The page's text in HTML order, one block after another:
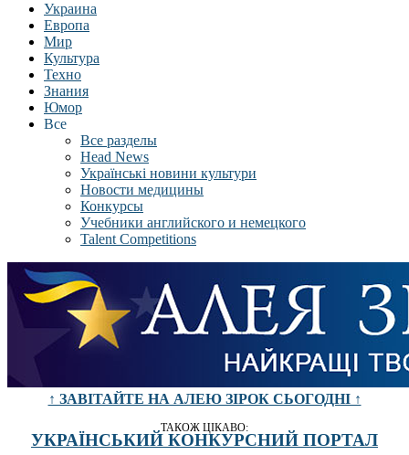
Украина
Европа
Мир
Культура
Техно
Знания
Юмор
Все
Все разделы
Head News
Українські новини культури
Новости медицины
Конкурсы
Учебники английского и немецкого
Talent Competitions
↑ ЗАВІТАЙТЕ НА АЛЕЮ ЗІРОК СЬОГОДНІ ↑
ТАКОЖ ЦІКАВО:
УКРАЇНСЬКИЙ КОНКУРСНИЙ ПОРТАЛ